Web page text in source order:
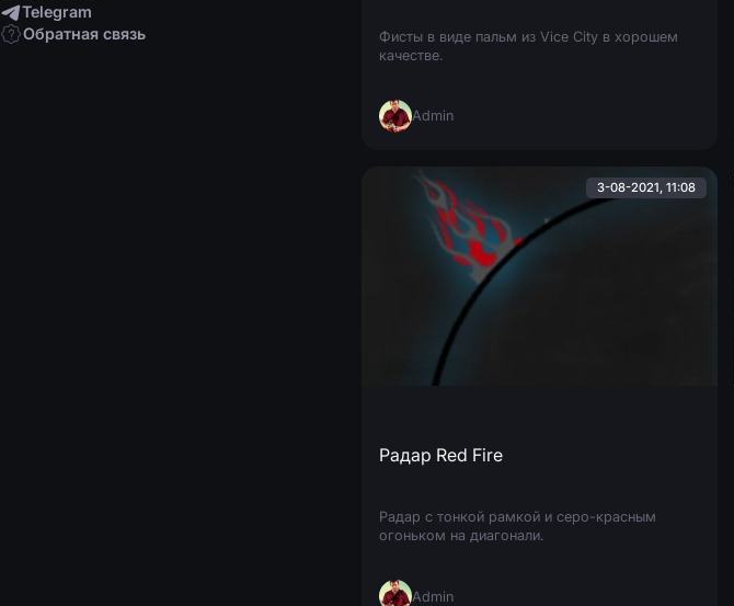
Telegram
Обратная связь
Фисты в виде пальм из Vice City в хорошем
качестве.
Admin
3-08-2021, 11:08
Радар Red Fire
Радар с тонкой рамкой и серо-красным
огоньком на диагонали.
Admin